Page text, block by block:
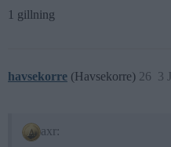
1 gillning
havsekorre (Havsekorre) 3
26
axr: